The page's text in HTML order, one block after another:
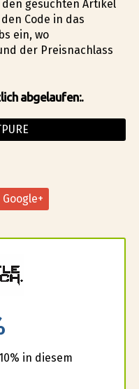
gesuchten Artikel
Code in das
ein, wo
der Preisnachlass
abgelaufen:.
in diesem